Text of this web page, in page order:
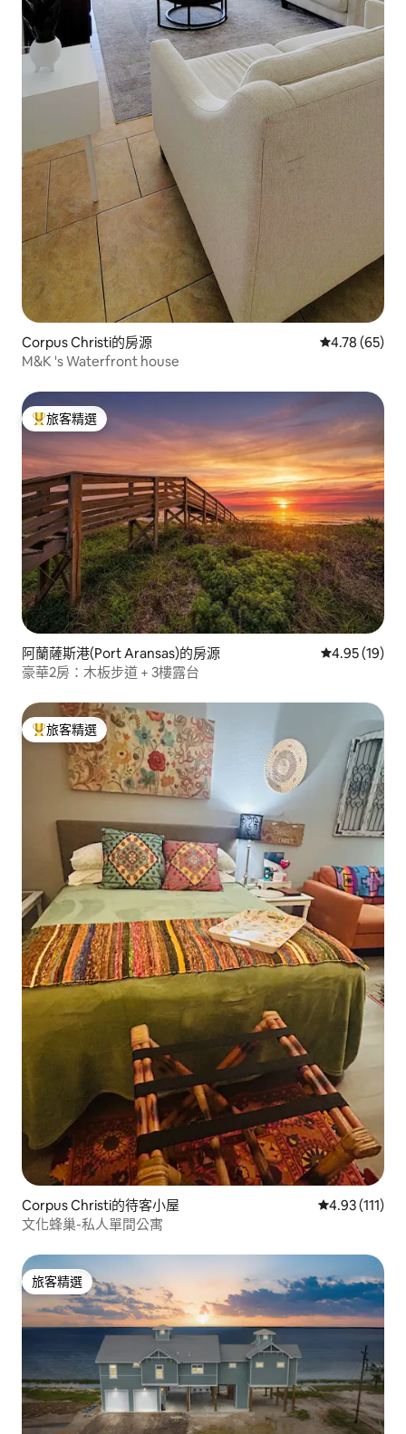
Corpus Christi的房源 從 65 則評價
4.78 (65)
M&K 's Waterfront house
旅客精選榜首
旅客精選
阿蘭薩斯港(Port Aransas)的房源 從 19 則評價
4.95 (19)
豪華2房：木板步道 + 3樓露台
旅客精選榜首
旅客精選
Corpus Christi的待客小屋 從 111 則評價
4.93 (111)
文化蜂巢-私人單間公寓
旅客精選
旅客精選